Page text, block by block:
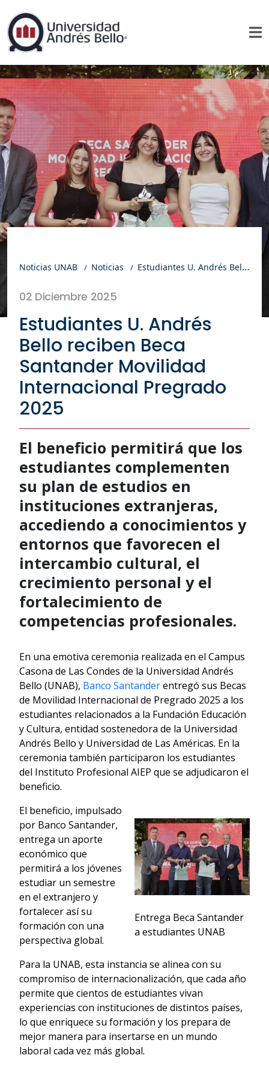
Noticias UNAB Noticias Estudiantes U. Andrés Bello reciben Beca Santander Movilidad Internacional Pregrado 2025
02 Diciembre 2025
Estudiantes U. Andrés
Bello reciben Beca
Santander Movilidad
Internacional Pregrado
2025
El beneficio permitirá que los
estudiantes complementen
su plan de estudios en
instituciones extranjeras,
accediendo a conocimientos y
entornos que favorecen el
intercambio cultural, el
crecimiento personal y el
fortalecimiento de
competencias profesionales.
En una emotiva ceremonia realizada en el Campus
Casona de Las Condes de la Universidad Andrés
Bello (UNAB), Banco Santanderentregó sus Becas
de Movilidad Internacional de Pregrado 2025 a los
estudiantes relacionados a la Fundación Educación
y Cultura, entidad sostenedora de la Universidad
Andrés Bello y Universidad de Las Américas. En la
ceremonia también participaron los estudiantes
del Instituto Profesional AIEP que se adjudicaron el
beneficio.
Entrega Beca Santander
a estudiantes UNAB
El beneficio, impulsado
por Banco Santander,
entrega un aporte
económico que
permitirá a los jóvenes
estudiar un semestre
en el extranjero y
fortalecer así su
formación con una
perspectiva global.
Para la UNAB, esta instancia se alinea con su
compromiso de internacionalización, que cada año
permite que cientos de estudiantes vivan
experiencias con instituciones de distintos países,
lo que enriquece su formación y los prepara de
mejor manera para insertarse en un mundo
laboral cada vez más global.